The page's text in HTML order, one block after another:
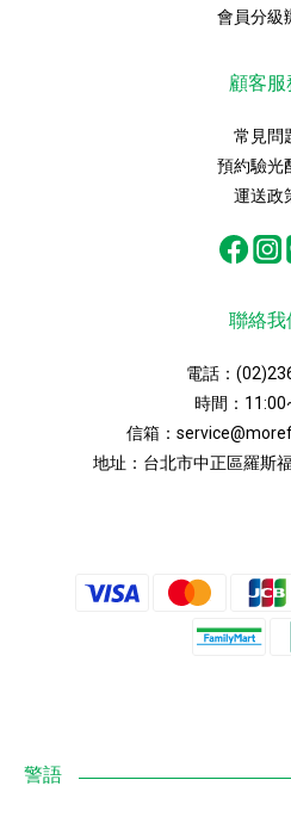
會員分級
顧客服
常見問
預約驗光
運送政
聯絡我
電話：
時間：
信箱：
地址： 台北市中正區羅斯